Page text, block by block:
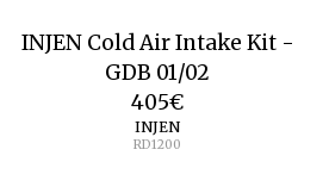
INJEN Cold Air Intake Kit -
GDB 01/02
405€
INJEN
RD1200